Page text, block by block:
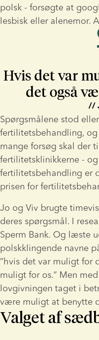
polsk - forsøgte at
lesbisk eller alenemor.
Hvis det var
det også
//
Spørgsmålene stod
fertilitetsbehandling,
mange forsøg skal der
fertilitetsklinikkerne -
fertilitetsbehandling er
prisen for
Jo og Viv brugte
deres spørgsmål. I
Sperm Bank. Og læste
polskklingende navne
”hvis det var muligt for
muligt for os.” Men
lovgivningen taget i
være muligt at benytte
Valget af